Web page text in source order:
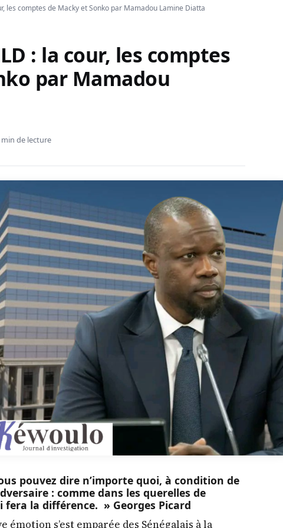
pouvez dire n’importe quoi, à condition de
: comme dans les querelles de
fera la différence. » Georges Picard
émotion s’est emparée des Sénégalais à la
des comptes portant audit des finances
c’est-à-dire au cours du tout dernier mandat
de ce document officiel faisant foi, nous
rarement de hauts fonctionnaires ont pris
pour des mesures conservatoires et